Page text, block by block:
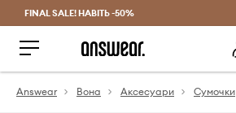
Заощаджуй з Answear Club
FINAL SALE! НАВІТЬ -50%
Answear Вона Аксесуари Сумочки